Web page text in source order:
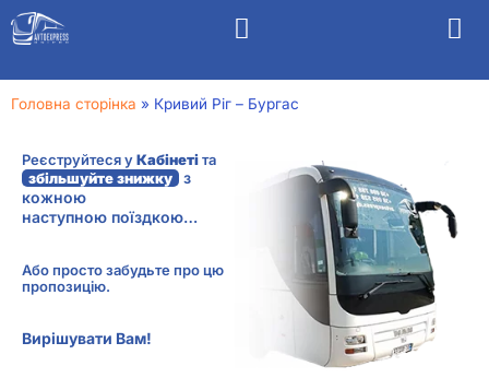
Головна сторінка » Кривий Ріг – Бургас
Реєструйтеся уКабінетіта
збільшуйте знижку з
кожною
наступною поїздкою…
Або просто забудьте про цю
пропозицію.
Вирішувати Вам!